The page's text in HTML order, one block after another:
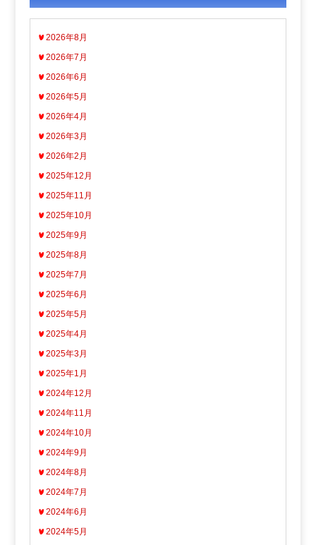
2026年8月
2026年7月
2026年6月
2026年5月
2026年4月
2026年3月
2026年2月
2025年12月
2025年11月
2025年10月
2025年9月
2025年8月
2025年7月
2025年6月
2025年5月
2025年4月
2025年3月
2025年1月
2024年12月
2024年11月
2024年10月
2024年9月
2024年8月
2024年7月
2024年6月
2024年5月